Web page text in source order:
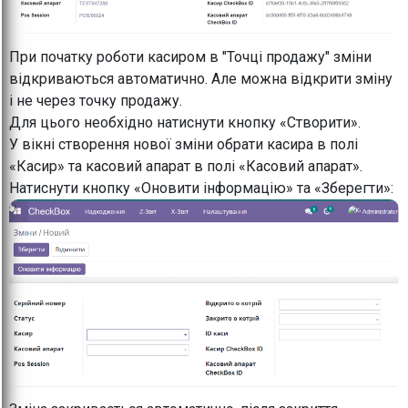
При початку роботи касиром в "Точці продажу" зміни
відкриваються автоматично. Але можна відкрити зміну
і не через точку продажу.
Для цього необхідно натиснути кнопку «Створити».
У вікні створення нової зміни обрати касира в полі
«Касир» та касовий апарат в полі «Касовий апарат».
Натиснути кнопку «Оновити інформацію» та «Зберегти»: